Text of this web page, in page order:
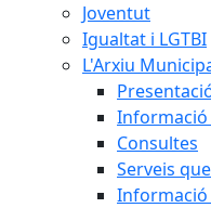
Joventut
Igualtat i LGTBI
L'Arxiu
Informació
Consultes
Serveis
Informació